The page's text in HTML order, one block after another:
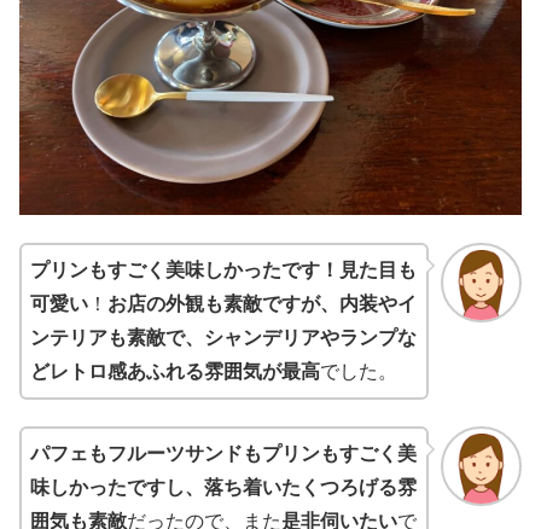
プリンもすごく美味しかったです！見た目も
可愛い ！ お店の外観も素敵ですが、内装やイ
ンテリアも素敵で、シャンデリアやランプな
どレトロ感あふれる雰囲気が最高でした。
パフェもフルーツサンドもプリンもすごく美
味しかったですし、落ち着いたくつろげる雰
囲気も素敵だったので、また是非伺いたいで